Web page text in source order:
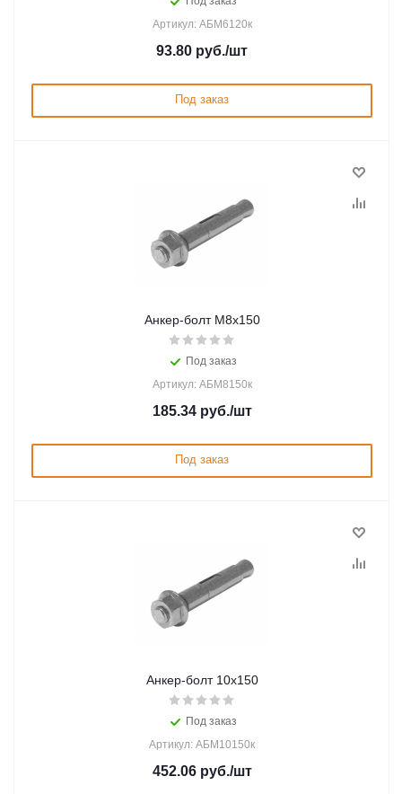
Артикул: АБМ6120к
93.80 руб./шт
Под заказ
Анкер-болт М8х150
Под заказ
Артикул: АБМ8150к
185.34руб./шт
Под заказ
Анкер-болт 10х150
Под заказ
Артикул: АБМ10150к
452.06руб./шт